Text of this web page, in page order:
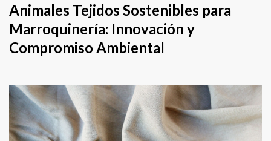
Animales Tejidos Sostenibles para
Marroquinería: Innovación y
Compromiso Ambiental